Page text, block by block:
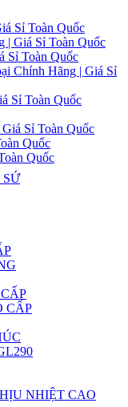
Sỉ Toàn Quốc
| Giá Sỉ Toàn Quốc
Sỉ Toàn Quốc
Chính Hãng | Giá Sỉ
Sỉ Toàn Quốc
Sỉ Toàn Quốc
Quốc
Quốc
CẤP
NHIỆT CAO